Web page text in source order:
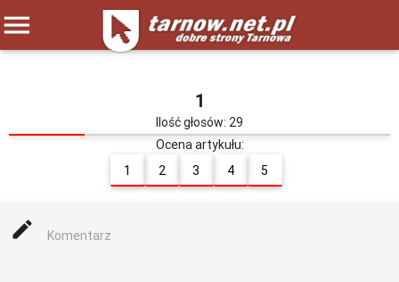
menu
1
Ilość głosów: 29
Ocena artykułu:
1
2 3 4 5
mode_edit Komentarz